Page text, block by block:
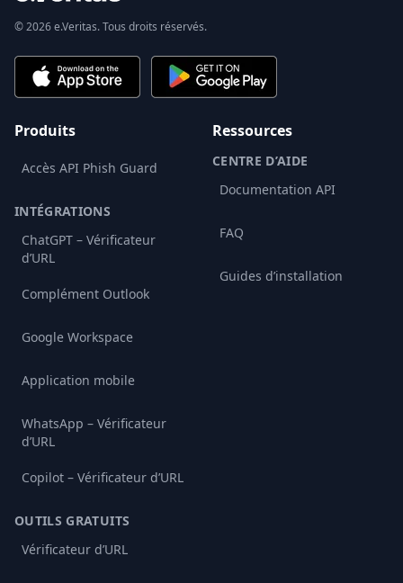
© 2026 e.Veritas. Tous droits réservés.
Produits
Accès API Phish Guard
INTÉGRATIONS
ChatGPT – Vérificateur
d’URL
Complément Outlook
Google Workspace
Application mobile
WhatsApp – Vérificateur
d’URL
Copilot – Vérificateur d’URL
OUTILS GRATUITS
Vérificateur d’URL
Ressources
CENTRE D’AIDE
Documentation API
FAQ
Guides d’installation